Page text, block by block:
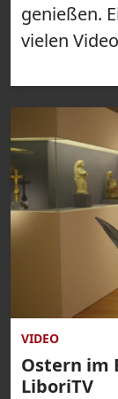
genießen.
vielen
VIDEO
Ostern im
LiboriTV